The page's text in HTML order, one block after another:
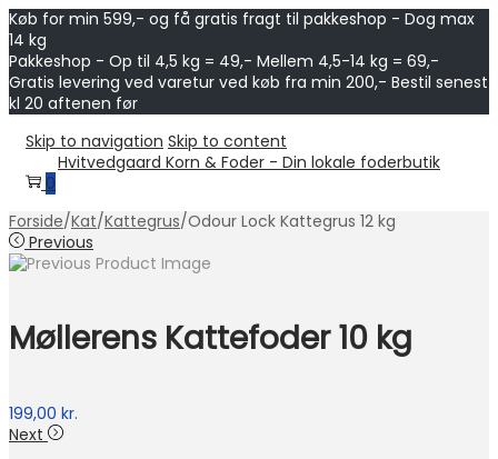
Køb for min 599,- og få gratis fragt til pakkeshop - Dog max
14 kg
Pakkeshop - Op til 4,5 kg = 49,- Mellem 4,5-14 kg = 69,-
Gratis levering ved varetur ved køb fra min 200,- Bestil senest
kl 20 aftenen før
Skip to navigation Skip to content
Hvitvedgaard Korn & Foder - Din lokale foderbutik
0
Forside/Kat/Kattegrus/Odour Lock Kattegrus 12 kg
Previous
Møllerens Kattefoder 10 kg
199,00 kr.
Next